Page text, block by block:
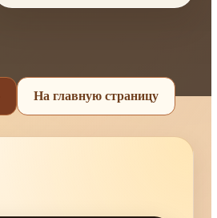
На главную страницу